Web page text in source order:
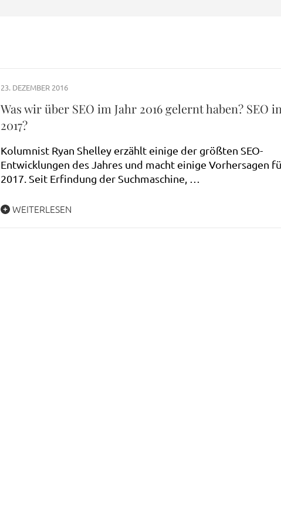
23. DEZEMBER 2016
Was wir über SEO im Jahr 2016 gelernt haben? SEO in
2017?
Kolumnist Ryan Shelley erzählt einige der größten SEO-
Entwicklungen des Jahres und macht einige Vorhersagen
2017. Seit Erfindung der Suchmaschine, …
WEITERLESEN